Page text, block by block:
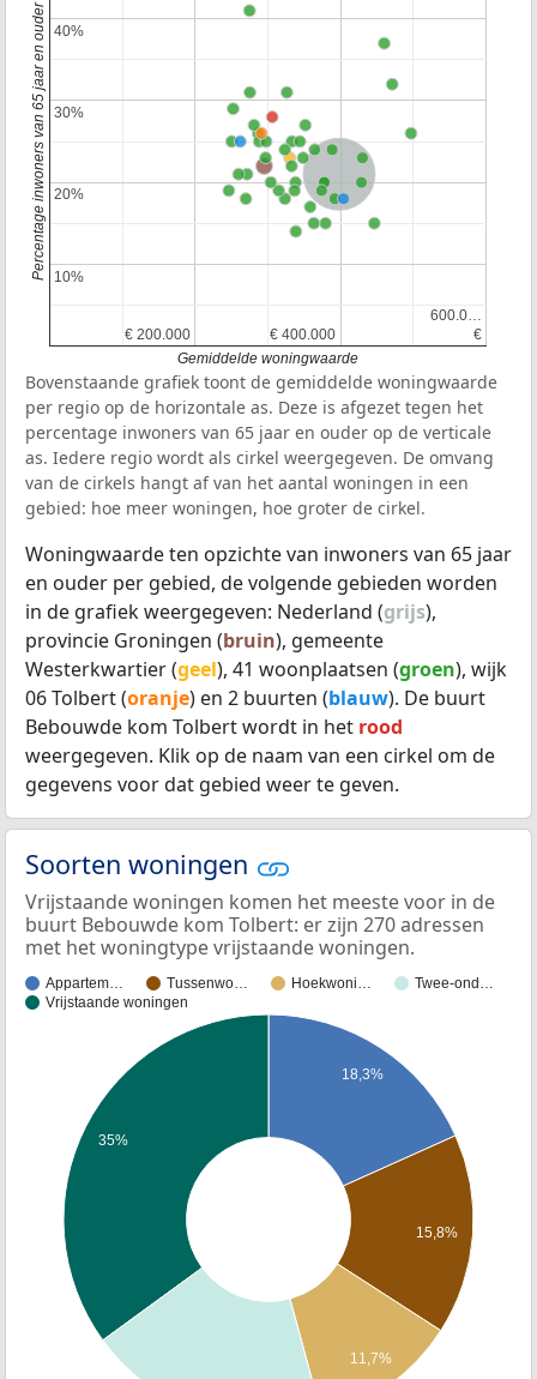
Nederland
€ 200.000
€ 200.000 € 400.000
€ 400.000 €
€
600.0…
600.0…
10%
10%
20%
20%
30%
30%
40%
40%
Gemiddelde woningwaarde
Percentage inwoners van 65 jaar en ouder
Bovenstaande grafiek toont de gemiddelde woningwaarde
per regio op de horizontale as. Deze is afgezet tegen het
percentage inwoners van 65 jaar en ouder op de verticale
as. Iedere regio wordt als cirkel weergegeven. De omvang
van de cirkels hangt af van het aantal woningen in een
gebied: hoe meer woningen, hoe groter de cirkel.
Woningwaarde ten opzichte van inwoners van 65 jaar
en ouder per gebied, de volgende gebieden worden
in de grafiek weergegeven: Nederland (grijs),
provincie Groningen (bruin), gemeente
Westerkwartier (geel), 41 woonplaatsen (groen), wijk
06 Tolbert (oranje) en 2 buurten (blauw). De buurt
Bebouwde kom Tolbert wordt in het rood
weergegeven. Klik op de naam van een cirkel om de
gegevens voor dat gebied weer te geven.
Soorten woningen
Vrijstaande woningen komen het meeste voor in de
buurt Bebouwde kom Tolbert: er zijn 270 adressen
met het woningtype vrijstaande woningen.
Appartem… Tussenwo… Hoekwoni…
Twee-ond…
Vrijstaande woningen
18,3%
15,8%
11,7%
35%